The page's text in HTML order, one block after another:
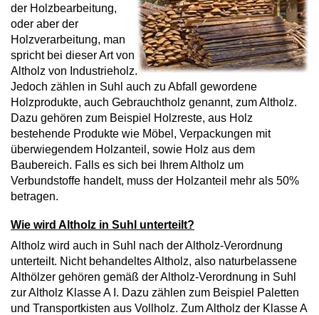
der Holzbearbeitung,
oder aber der
Holzverarbeitung, man
spricht bei dieser Art von
Altholz von Industrieholz.
Jedoch zählen in Suhl auch zu Abfall gewordene
Holzprodukte, auch Gebrauchtholz genannt, zum Altholz.
Dazu gehören zum Beispiel Holzreste, aus Holz
bestehende Produkte wie Möbel, Verpackungen mit
überwiegendem Holzanteil, sowie Holz aus dem
Baubereich. Falls es sich bei Ihrem Altholz um
Verbundstoffe handelt, muss der Holzanteil mehr als 50%
betragen.
Wie wird Altholz in Suhl unterteilt?
Altholz wird auch in Suhl nach der Altholz-Verordnung
unterteilt. Nicht behandeltes Altholz, also naturbelassene
Althölzer gehören gemäß der Altholz-Verordnung in Suhl
zur Altholz Klasse A I. Dazu zählen zum Beispiel Paletten
und Transportkisten aus Vollholz. Zum Altholz der Klasse A